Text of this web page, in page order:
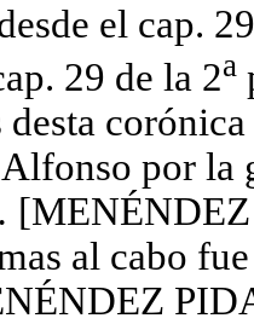
el cap.
29 de la 2a
desta
por la
al cabo